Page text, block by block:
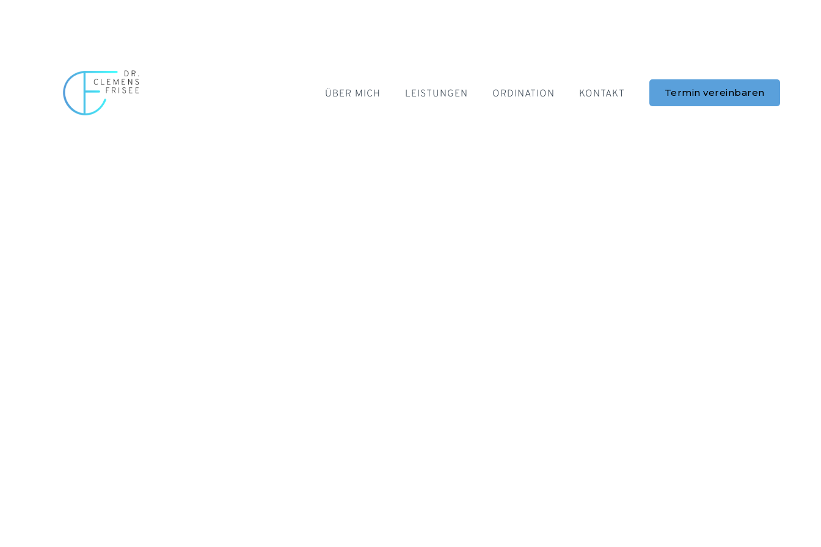
ÜBER MICH LEISTUNGEN ORDINATION KONTAKT Termin vereinbaren